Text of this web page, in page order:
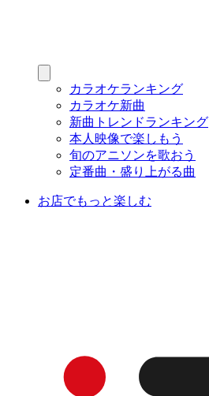
カラオケランキング
カラオケ新曲
新曲トレンドランキング
本人映像で楽しもう
旬のアニソンを歌おう
定番曲・盛り上がる曲
お店でもっと楽しむ